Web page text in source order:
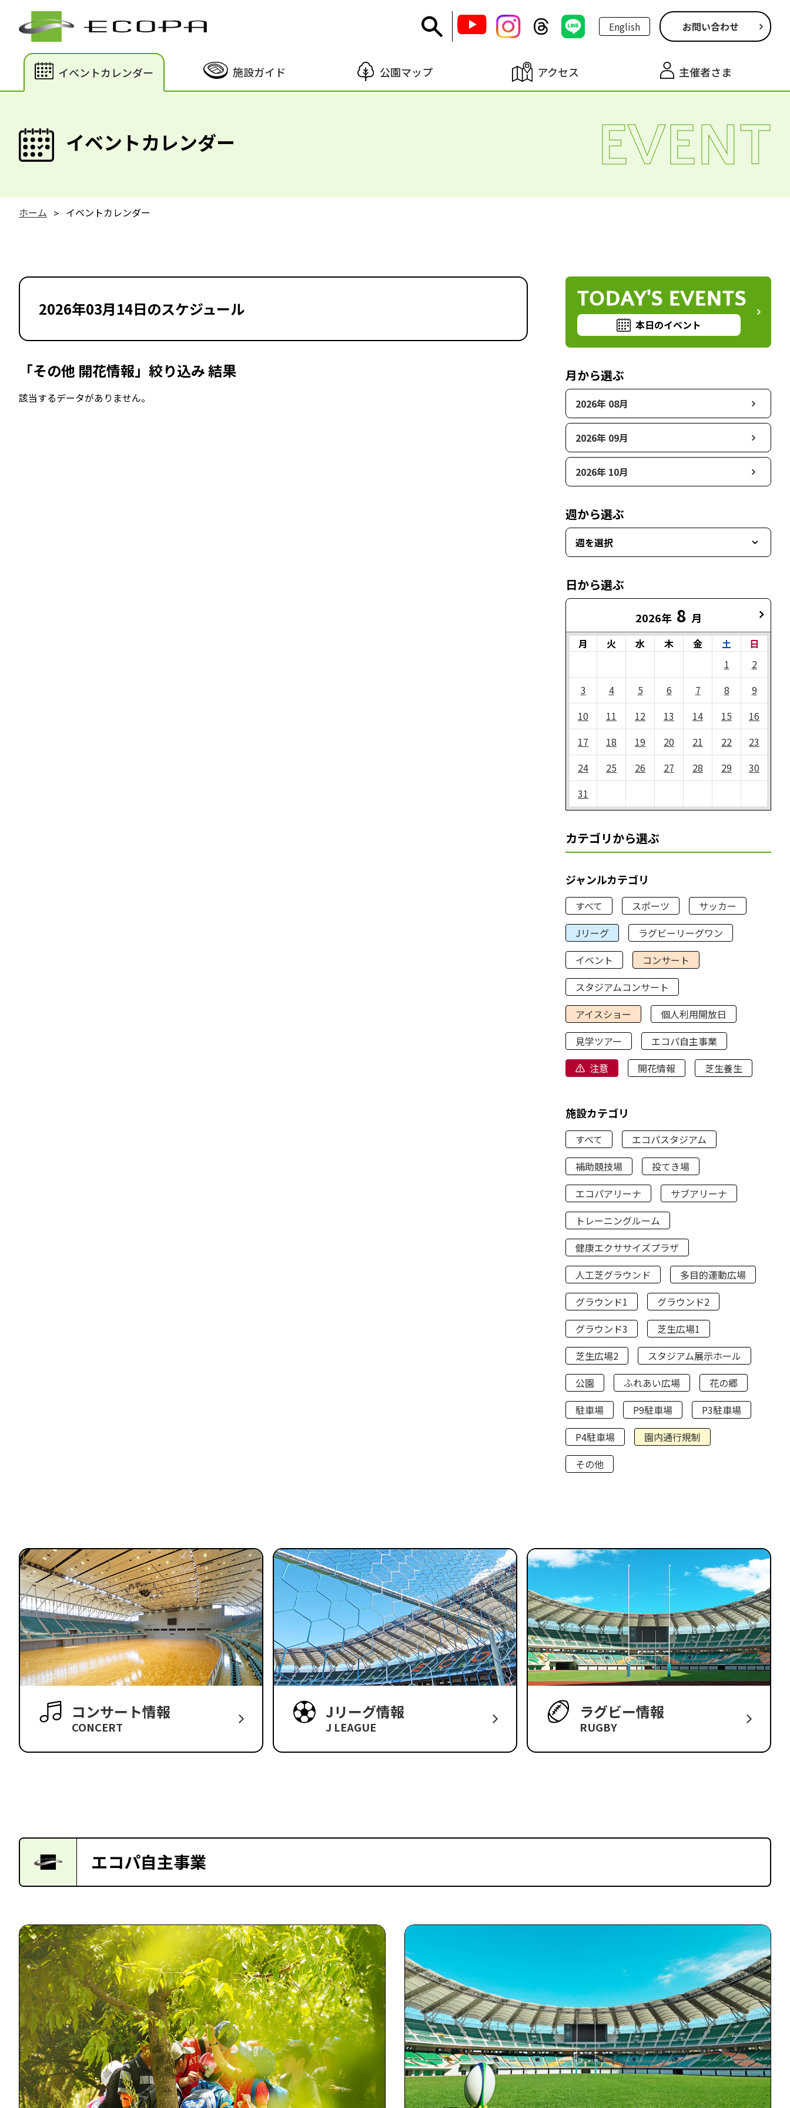
English お問い合わせ
イベントカレンダー 施設ガイド 公園マップ アクセス 主催者さま
イベントカレンダー EVENT
ホーム イベントカレンダー
2026年03月14日のスケジュール
「その他 開花情報」絞り込み 結果
該当するデータがありません。
TODAY'S EVENTS
本日のイベント
月から選ぶ
2026年 08月
2026年 09月
2026年 10月
週から選ぶ
週を選択
日から選ぶ
2026年 8 月
月 火 水 木 金 土
日
1
2
3
4 5 6 7 8
9
10
11 12 13 14 15
16
17
18 19 20 21 22
23
24
25 26 27 28 29
30
31
カテゴリから選ぶ
ジャンルカテゴリ
すべて スポーツ
サッカー
Jリーグ
ラグビーリーグワン
イベント
コンサート
スタジアムコンサート
アイスショー
個人利用開放日
見学ツアー
エコパ自主事業
注意
開花情報 芝生養生
施設カテゴリ
すべて
エコパスタジアム
補助競技場
投てき場
エコパアリーナ
サブアリーナ
トレーニングルーム
健康エクササイズプラザ
人工芝グラウンド
多目的運動広場
グラウンド1
グラウンド2
グラウンド3
芝生広場1
芝生広場2
スタジアム展示ホール
公園
ふれあい広場
花の郷
駐車場
P9駐車場
P3駐車場
P4駐車場
園内通行規制
その他
コンサート情報
CONCERT
Jリーグ情報
J LEAGUE
ラグビー情報
RUGBY
エコパ自主事業